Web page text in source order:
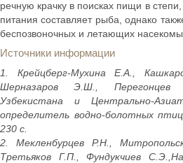
речную крачку в поисках пищи в
питания составляет рыба, однако
беспозвоночных и летающих
Источники информации
1. Крейцберг-Мухина Е.А.,
Шерназаров Э.Ш.,
Узбекистана и Центрально-
определитель водно-болотных
230 с.
2. Мекленбурцев Р.Н.,
Третьяков Г.П., Фундукчиев